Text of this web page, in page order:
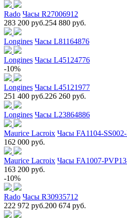
Rado Часы R27006912
283 200 руб.254 880 руб.
Longines Часы L81164876
Longines Часы L45124776
-10%
Longines Часы L45121977
251 400 руб.226 260 руб.
Longines Часы L23864886
Maurice Lacroix Часы FA1104-SS002-
162 000 руб.
Maurice Lacroix Часы FA1007-
163 200 руб.
-10%
Rado Часы R30935712
222 972 руб.200 674 руб.